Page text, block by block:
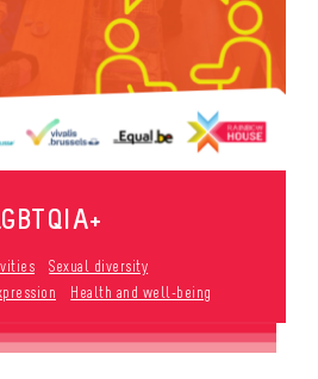
Sexual diversity
Health and well-being